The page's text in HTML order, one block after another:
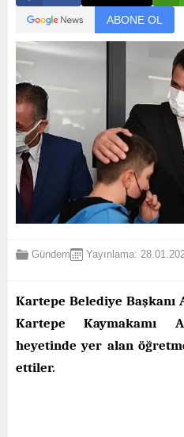
ABONE OL
Gündem Yayınlama:
Kartepe Belediye Başkanı
Kartepe Kaymakamı
heyetinde yer alan
ettiler.